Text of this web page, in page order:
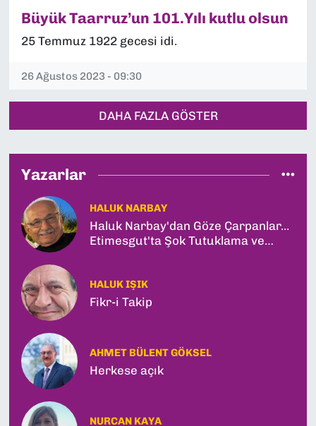
Büyük Taarruz’un 101.Yılı kutlu olsun
25 Temmuz 1922 gecesi idi.
26 Ağustos 2023 - 09:30
DAHA FAZLA GÖSTER
Yazarlar
HALUK NARBAY
Haluk Narbay'dan Göze Çarpanlar...
Etimesgut'ta Şok Tutuklama ve
HALUK IŞIK
Fikr-i Takip
AHMET BÜLENT GÖKSEL
Herkese açık
NURCAN KAYA